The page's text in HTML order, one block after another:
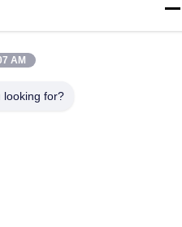
215127, Κίνα
AM
looking for?